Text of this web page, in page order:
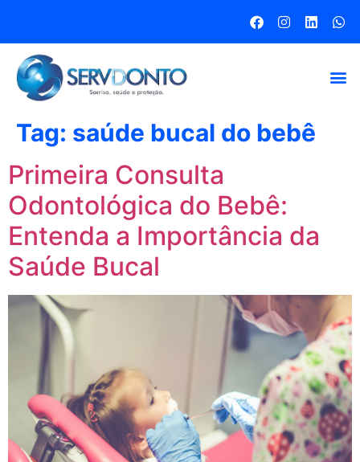
Tag: saúde bucal do bebê
Primeira Consulta
Odontológica do Bebê:
Entenda a Importância da
Saúde Bucal